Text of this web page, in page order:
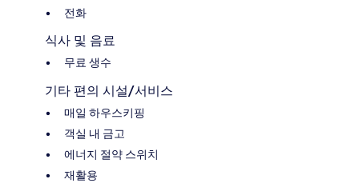
전화
식사 및 음료
무료 생수
기타 편의 시설/서비스
매일 하우스키핑
객실 내 금고
에너지 절약 스위치
재활용